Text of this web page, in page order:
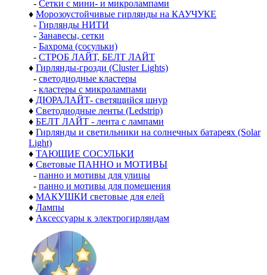
- Сетки с мини- и микролампами
♦ Морозоустойчивые гирлянды на КАУЧУКЕ
- Гирлянды НИТИ
- Занавесы, сетки
- Бахрома (сосульки)
- СТРОБ ЛАЙТ, БЕЛТ ЛАЙТ
♦ Гирлянды-грозди (Cluster Lights)
- светодиодные кластеры
- кластеры с микролампами
♦ ДЮРАЛАЙТ- светящийся шнур
♦ Светодиодные ленты (Ledstrip)
♦ БЕЛТ ЛАЙТ - лента с лампами
♦ Гирлянды и светильники на солнечных батареях (Solar
Light)
♦ ТАЮЩИЕ СОСУЛЬКИ
♦ Световые ПАННО и МОТИВЫ
- панно и мотивы для улицы
- панно и мотивы для помещения
♦ МАКУШКИ световые для елей
♦ Лампы
♦ Аксессуары к электрогирляндам